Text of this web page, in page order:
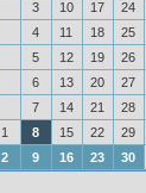
3 10 17 24
4 11 18
25
5 12 19
26
6 13 20
27
7 14 21
28
1 8 15 22
29
2 9 16 23 30